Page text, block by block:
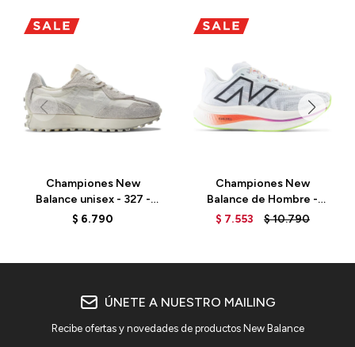
Championes New
Balance unisex - 327 -
U327WCC - SEA SALT
$ 6.790
Championes New
Balance de Hombre -
Super Comp - MRCXLG3 -
$ 7.553 $10.790
ÚNETE A NUESTRO MAILING
Recibe ofertas y novedades de productos New Balance